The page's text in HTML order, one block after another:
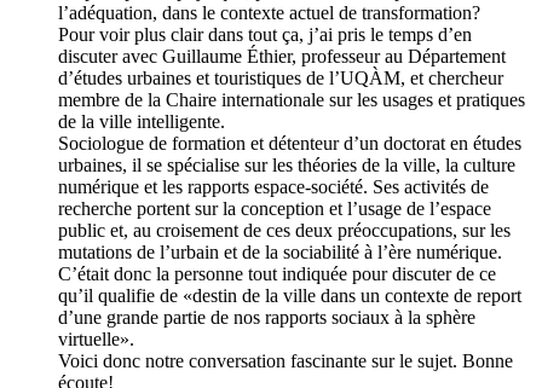
l’adéquation, dans le contexte actuel de transformation?
Pour voir plus clair dans tout ça, j’ai pris le temps d’en
discuter avec Guillaume Éthier, professeur au Département
d’études urbaines et touristiques de l’UQÀM, et chercheur
membre de la Chaire internationale sur les usages et pratiques
de la ville intelligente.
Sociologue de formation et détenteur d’un doctorat en études
urbaines, il se spécialise sur les théories de la ville, la culture
numérique et les rapports espace-société. Ses activités de
recherche portent sur la conception et l’usage de l’espace
public et, au croisement de ces deux préoccupations, sur les
mutations de l’urbain et de la sociabilité à l’ère numérique.
C’était donc la personne tout indiquée pour discuter de ce
qu’il qualifie de «destin de la ville dans un contexte de report
d’une grande partie de nos rapports sociaux à la sphère
virtuelle».
Voici donc notre conversation fascinante sur le sujet. Bonne
écoute!